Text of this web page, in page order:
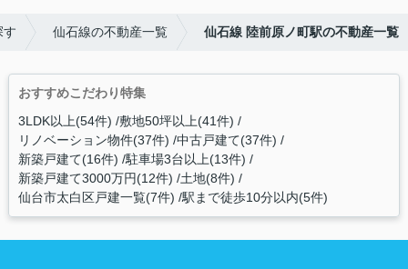
す 仙石線の不動産一覧 仙石線 陸前原ノ町駅の不動産一覧
おすすめこだわり特集
3LDK以上(54件) 敷地50坪以上(41件)
リノベーション物件(37件) 中古戸建て(37件)
新築戸建て(16件) 駐車場3台以上(13件)
新築戸建て3000万円(12件) 土地(8件)
仙台市太白区戸建一覧(7件) 駅まで徒歩10分以内(5件)